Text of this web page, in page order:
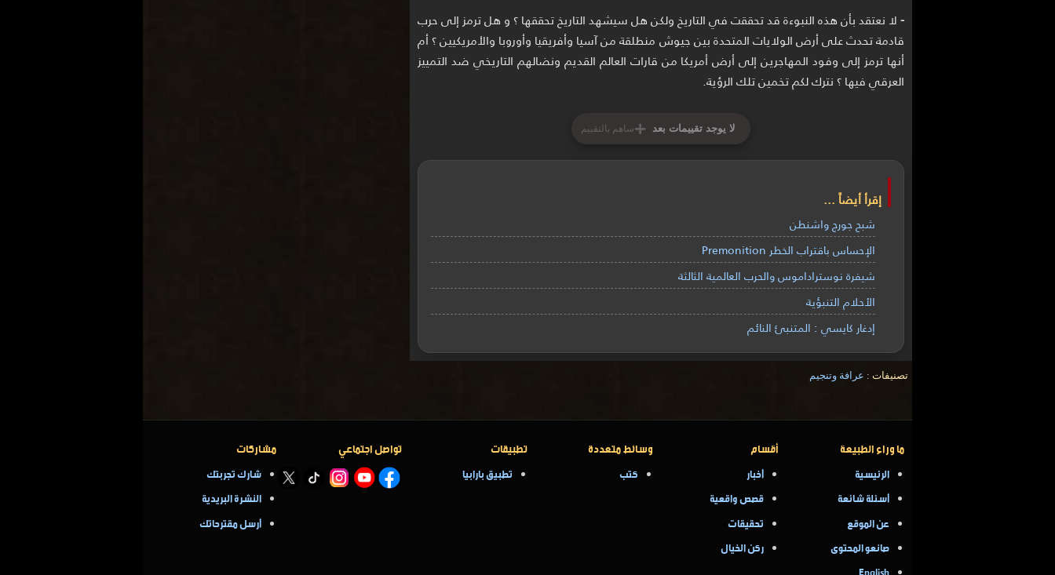
-لا نعتقد بأن هذه النبوءة قد تحققت في التاريخ ولكن هل سيشهد التاريخ تحققها ؟ و هل ترمز إلى حرب
قادمة تحدث على أرض الولايات المتحدة بين جيوش منطلقة من آسيا وأفريقيا وأوروبا والأمريكيين ؟ أم
أنها ترمز إلى وفود المهاجرين إلى أرض أمريكا من قارات العالم القديم ونضالهم التاريخي ضد التمييز
العرقي فيها ؟ نترك لكم تخمين تلك الرؤية.
لا يوجد تقييمات بعد +ساهم بالتقييم
إقرأ أيضاً ...
شبح جورج واشنطن
الإحساس باقتراب الخطر Premonition
شيفرة نوستراداموس والحرب العالمية الثالثة
الأحلام التنبؤية
إدغار كايسي : المتنبئ النائم
تصنيفات : عرافة وتنجيم
ما وراء الطبيعة
الرئيسية
أسئلة شائعة
عن الموقع
صانعو المحتوى
English
أقسام
أخبار
قصص واقعية
تحقيقات
ركن الخيال
وسائط متعددة
كتب
تطبيقات
تطبيق بارابيا
تواصل اجتماعي مشاركات
شارك تجربتك
النشرة البريدية
أرسل مقترحاتك